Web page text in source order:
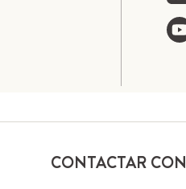
CONTACTAR CON